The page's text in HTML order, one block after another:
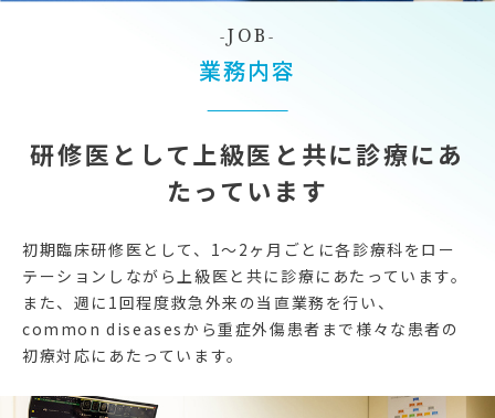
JOB
業務内容
研修医として上級医と共に診療にあ
たっています
初期臨床研修医として、1〜2ヶ月ごとに各診療科をロー
テーションしながら上級医と共に診療にあたっています。
また、週に1回程度救急外来の当直業務を行い、
common diseasesから重症外傷患者まで様々な患者の
初療対応にあたっています。